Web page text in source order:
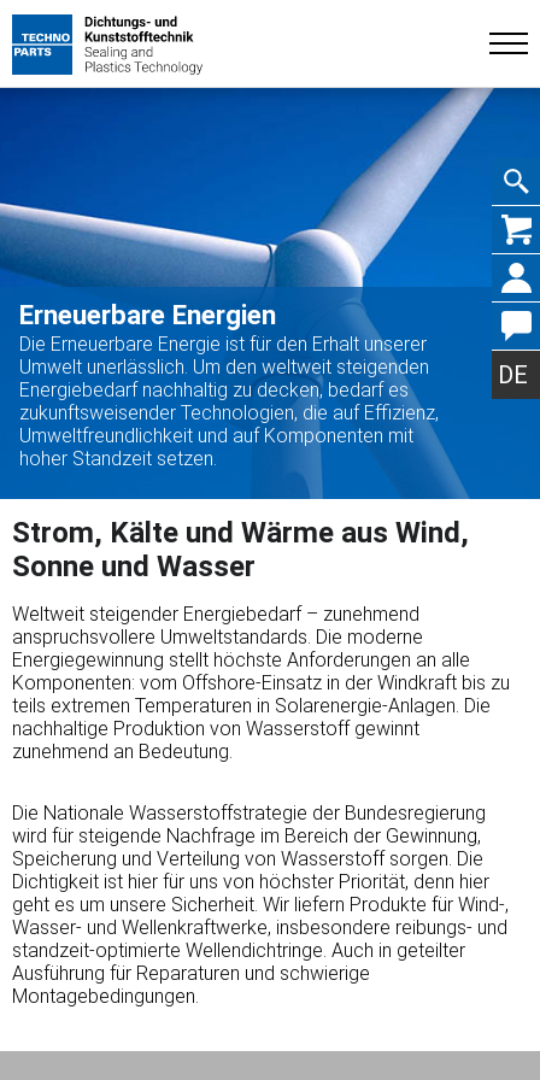
DE
Erneuerbare Energien
Die Erneuerbare Energie ist für den Erhalt unserer
Umwelt unerlässlich. Um den weltweit steigenden
Energiebedarf nachhaltig zu decken, bedarf es
zukunftsweisender Technologien, die auf Effizienz,
Umweltfreundlichkeit und auf Komponenten mit
hoher Standzeit setzen.
Strom, Kälte und Wärme aus Wind,
Sonne und Wasser
Weltweit steigender Energiebedarf – zunehmend
anspruchsvollere Umweltstandards. Die moderne
Energiegewinnung stellt höchste Anforderungen an alle
Komponenten: vom Offshore-Einsatz in der Windkraft bis zu
teils extremen Temperaturen in Solarenergie-Anlagen. Die
nachhaltige Produktion von Wasserstoff gewinnt
zunehmend an Bedeutung.
Die Nationale Wasserstoffstrategie der Bundesregierung
wird für steigende Nachfrage im Bereich der Gewinnung,
Speicherung und Verteilung von Wasserstoff sorgen. Die
Dichtigkeit ist hier für uns von höchster Priorität, denn hier
geht es um unsere Sicherheit. Wir liefern Produkte für Wind-,
Wasser- und Wellenkraftwerke, insbesondere reibungs- und
standzeit-optimierte Wellendichtringe. Auch in geteilter
Ausführung für Reparaturen und schwierige
Montagebedingungen.